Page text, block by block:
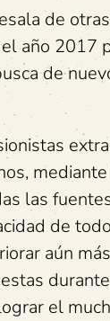
de
año 2017
de
las
de
aún
el